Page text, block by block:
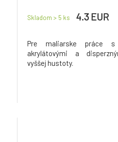
Skladom > 5 ks 4.3 EUR
Pre maliarske práce s
akrylátovými a
vyššej hustoty.